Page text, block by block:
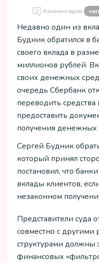
Комментарии
Недавно один из
Будник обратился в
своего вклада в
миллионов рублей.
своих денежных
очередь Сбербанк
переводить
предоставить
получения денежных
Сергей Будник
который принял
постановил, что
вклады клиентов,
незаконном
Представители суда
совместно с другими
структурами должны
финансовых